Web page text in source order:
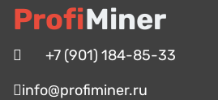
ProfiMiner
+7 (901) 184-85-33
info@profiminer.ru